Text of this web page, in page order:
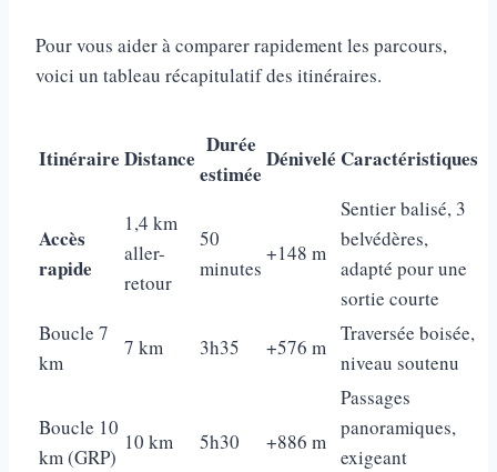
Pour vous aider à comparer rapidement les parcours,
voici un tableau récapitulatif des itinéraires.
Itinéraire Distance
Durée
estimée
Dénivelé Caractéristiques
Accès
rapide
1,4 km
aller-
retour
50
minutes
+148 m
Sentier balisé, 3
belvédères,
adapté pour une
sortie courte
Boucle 7
km
7 km 3h35 +576 m
Traversée boisée,
niveau soutenu
Boucle 10
km (GRP)
10 km 5h30 +886 m
Passages
panoramiques,
exigeant